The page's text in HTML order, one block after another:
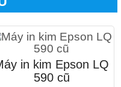
in kim Epson LQ
590 cũ